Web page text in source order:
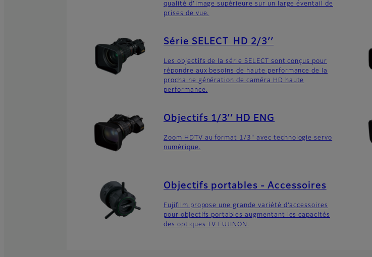
qualité d’image supérieure sur un large éventail de
prises de vue.
Série SELECT HD 2/3′′
Les objectifs de la série SELECT sont conçus pour
répondre aux besoins de haute performance de la
prochaine génération de caméra HD haute
performance.
Objectifs 1/3′′ HD ENG
Zoom HDTV au format 1/3" avec technologie servo
numérique.
Objectifs portables - Accessoires
Fujifilm propose une grande variété d’accessoires
pour objectifs portables augmentant les capacités
des optiques TV FUJINON.